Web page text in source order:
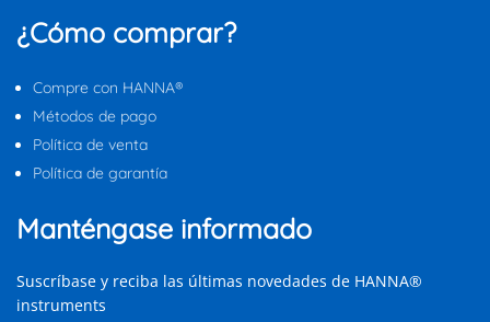
¿Cómo comprar?
Compre con HANNA®
Métodos de pago
Política de venta
Política de garantía
Manténgase informado
Suscríbase y reciba las últimas novedades de HANNA®
instruments